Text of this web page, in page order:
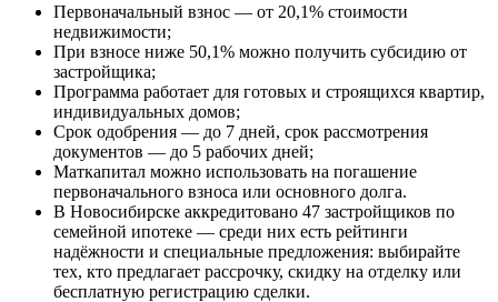
Первоначальный взнос — от 20,1% стоимости
недвижимости;
При взносе ниже 50,1% можно получить субсидию от
застройщика;
Программа работает для готовых и строящихся квартир,
индивидуальных домов;
Срок одобрения — до 7 дней, срок рассмотрения
документов — до 5 рабочих дней;
Маткапитал можно использовать на погашение
первоначального взноса или основного долга.
В Новосибирске аккредитовано 47 застройщиков по
семейной ипотеке — среди них есть рейтинги
надёжности и специальные предложения: выбирайте
тех, кто предлагает рассрочку, скидку на отделку или
бесплатную регистрацию сделки.